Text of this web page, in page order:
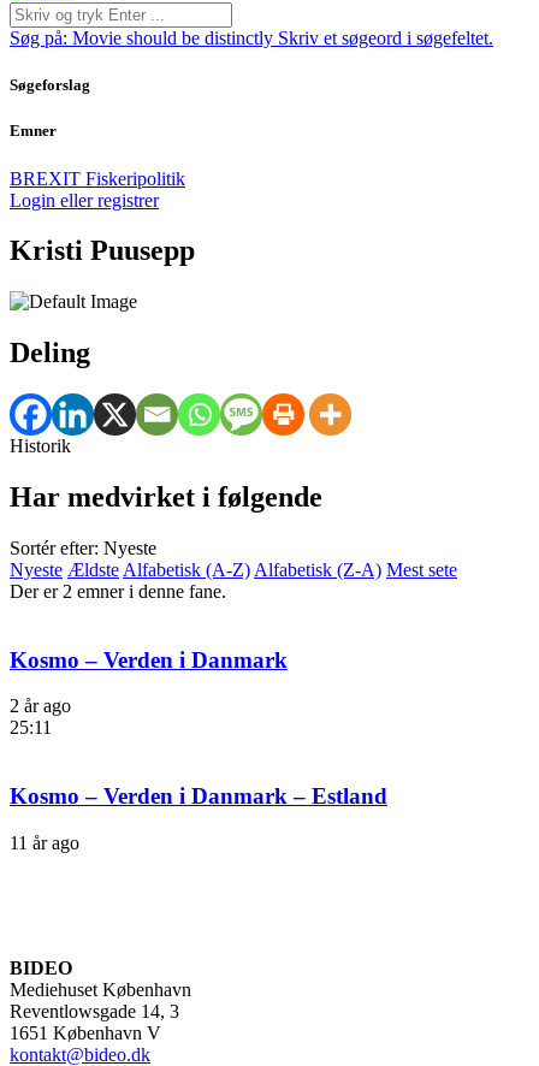
Søg på: Movie should be distinctly Skriv et søgeord i søgefeltet.
Søgeforslag
Emner
BREXIT Fiskeripolitik
Login eller registrer
Kristi Puusepp
Deling
Historik
Har medvirket i følgende
Sortér efter: Nyeste
Nyeste Ældste Alfabetisk (A-Z) Alfabetisk (Z-A) Mest sete
Der er 2 emner i denne fane.
Kosmo – Verden i Danmark
2 år ago
25:11
Kosmo – Verden i Danmark – Estland
11 år ago
BIDEO
Mediehuset København
Reventlowsgade 14, 3
1651 København V
kontakt@bideo.dk